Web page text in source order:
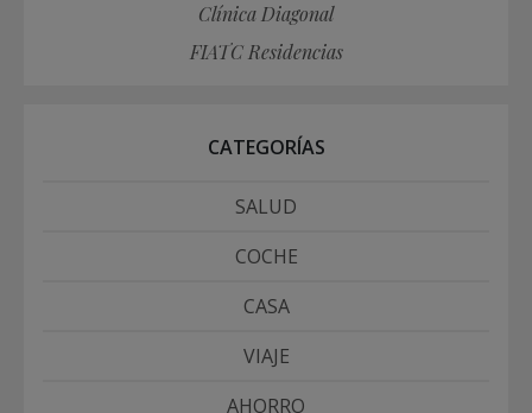
Clínica Diagonal
FIATC Residencias
CATEGORÍAS
SALUD
COCHE
CASA
VIAJE
AHORRO